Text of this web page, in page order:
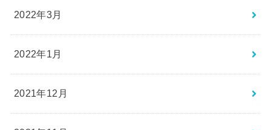
2022年3月
2022年1月
2021年12月